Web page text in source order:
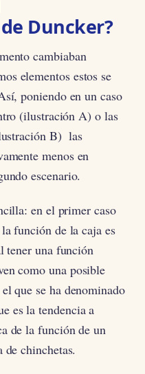
Duncker?
cambiaban
elementos estos se
poniendo en un caso
(ilustración A) o las
B) las
menos en
escenario.
en el primer caso
función de la caja es
tener una función
como una posible
que se ha denominado
es la tendencia a
de la función de un
de chinchetas.